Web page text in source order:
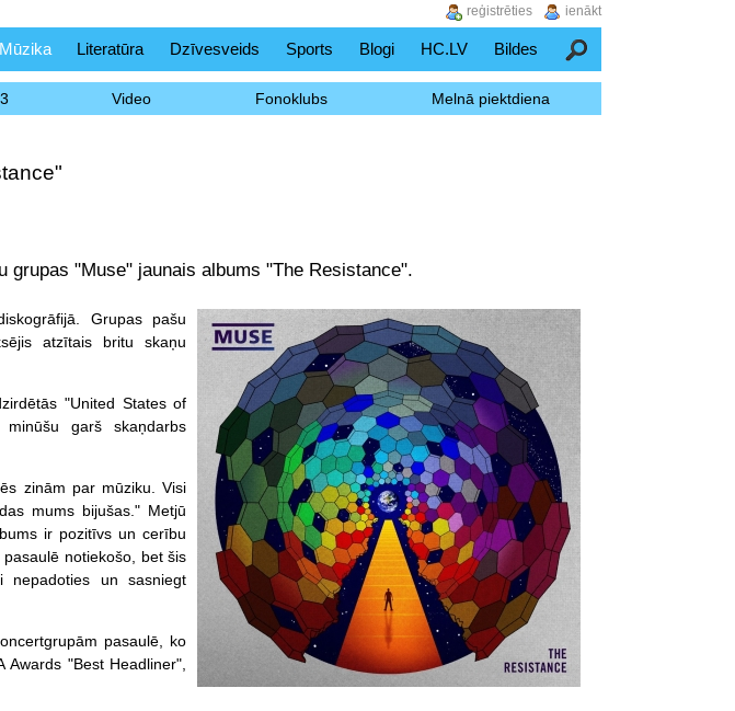
Mūzika Literatūra Dzīvesveids Sports Blogi HC.LV Bildes Meklēšana
Video Fonoklubs Melnā piektdiena
grupas "Muse" jaunais albums "The Resistance".
Grupas pašu
atzītais britu skaņu
"United States of
garš skaņdarbs
zinām par mūziku. Visi
mums bijušas." Metjū
ir pozitīvs un cerību
notiekošo, bet šis
un sasniegt
pasaulē, ko
"Best Headliner",
ienākt
reģistrēties